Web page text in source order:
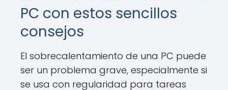
PC con estos sencillos
consejos
El sobrecalentamiento de una PC puede
ser un problema grave, especialmente si
se usa con regularidad para tareas